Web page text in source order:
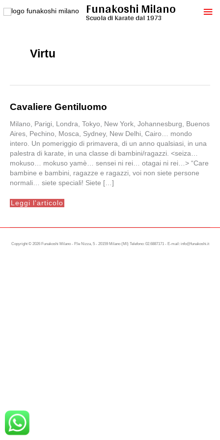
al
Funakoshi Milano
Scuola di Karate dal 1973
Virtu
Cavaliere Gentiluomo
Milano, Parigi, Londra, Tokyo, New York, Johannesburg, Buenos
Aires, Pechino, Mosca, Sydney, New Delhi, Cairo… mondo
intero. Un pomeriggio di primavera, di un anno qualsiasi, in una
palestra di karate, in una classe di bambini/ragazzi. <seiza…
mokuso… mokuso yamè… sensei ni rei… otagai ni rei…> “Care
bambine e bambini, ragazze e ragazzi, voi non siete persone
normali… siete speciali! Siete […]
Cavaliere
Gentiluomo
Leggi l'articolo
Copyright © 2026 Funakoshi Milano - P.le Nizza, 5 - 20159 Milano (MI) Telefono: 02.6887171 - E-mail: info@funakoshi.it